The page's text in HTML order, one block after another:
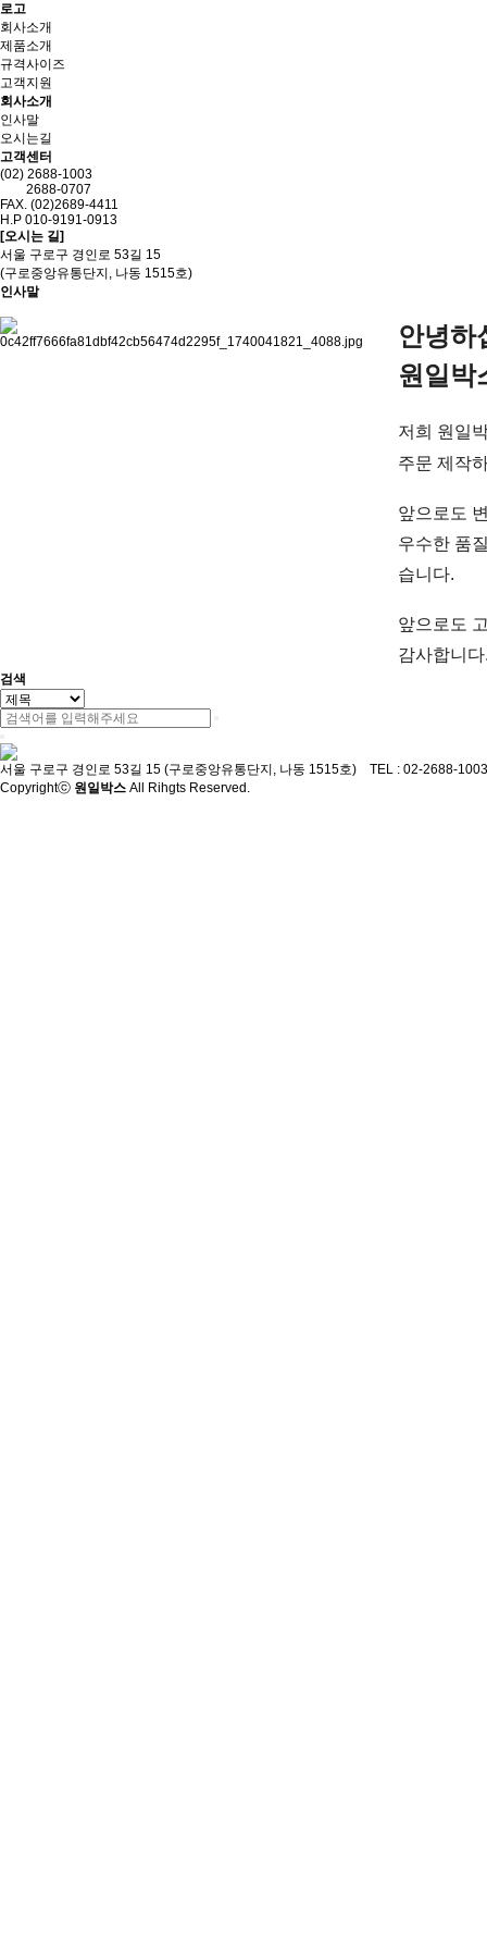
로고
회사소개
제품소개
규격사이즈
고객지원
회사소개
인사말
오시는길
고객센터
(02) 2688-1003
2688-0707
FAX. (02)2689-4411
H.P 010-9191-0913
[오시는 길]
서울 구로구 경인로 53길 15
(구로중앙유통단지, 나동 1515호)
인사말
안녕하
원일박
저희 원일
주문 제작
앞으로도
우수한 품
습니다.
앞으로도
감사합니
검색
서울 구로구 경인로 53길 15 (구로중앙유통단지, 나동 1515호) TEL : 02-2688-
Copyrightⓒ 원일박스 All Rihgts Reserved.